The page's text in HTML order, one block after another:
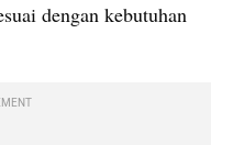
dengan kebutuhan